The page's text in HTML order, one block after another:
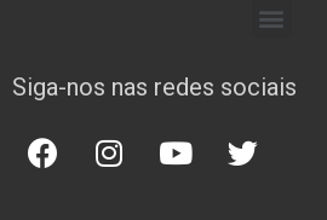
Siga-nos nas redes sociais